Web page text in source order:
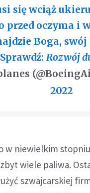
się wciąż
przed oczyma i
Boga,
Rozwój
2022
niewielkim
wiele paliwa.
szwajcarskiej